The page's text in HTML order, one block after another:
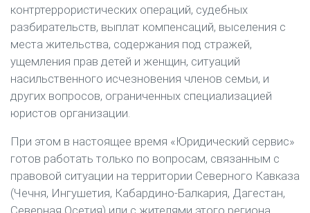
контртеррористических операций, судебных
разбирательств, выплат компенсаций, выселения с
места жительства, содержания под стражей,
ущемления прав детей и женщин, ситуаций
насильственного исчезновения членов семьи, и
других вопросов, ограниченных специализацией
юристов организации.
При этом в настоящее время «Юридический сервис»
готов работать только по вопросам, связанным с
правовой ситуации на территории Северного Кавказа
(Чечня, Ингушетия, Кабардино-Балкария, Дагестан,
Северная Осетия) или с жителями этого региона.